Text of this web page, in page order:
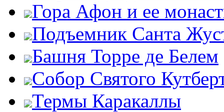
Гора Афон и ее
Подъемник Санта
Башня Торре де Белем
Собор Святого
Термы Каракаллы